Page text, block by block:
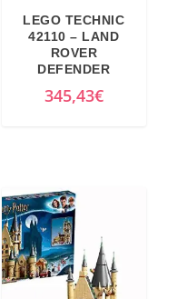
LEGO TECHNIC
42110 – LAND
ROVER
DEFENDER
345,43€